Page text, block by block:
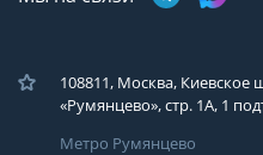
108811, Москва, Киевское
«Румянцево», стр. 1А, 1
Метро Румянцево